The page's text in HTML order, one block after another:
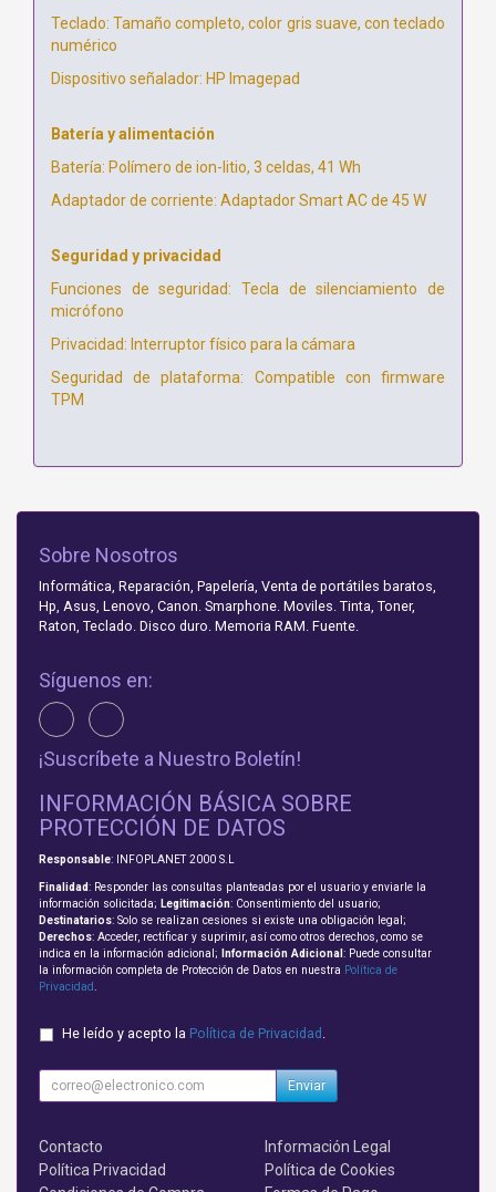
Teclado: Tamaño completo, color gris suave, con teclado
numérico
Dispositivo señalador: HP Imagepad
Batería y alimentación
Batería: Polímero de ion-litio, 3 celdas, 41 Wh
Adaptador de corriente: Adaptador Smart AC de 45 W
Seguridad y privacidad
Funciones de seguridad: Tecla de silenciamiento de
micrófono
Privacidad: Interruptor físico para la cámara
Seguridad de plataforma: Compatible con firmware
TPM
Sobre Nosotros
Informática, Reparación, Papelería, Venta de portátiles baratos,
Hp, Asus, Lenovo, Canon. Smarphone. Moviles. Tinta, Toner,
Raton, Teclado. Disco duro. Memoria RAM. Fuente.
Síguenos en:
¡Suscríbete a Nuestro Boletín!
INFORMACIÓN BÁSICA SOBRE
PROTECCIÓN DE DATOS
Responsable: INFOPLANET 2000 S.L
Finalidad: Responder las consultas planteadas por el usuario y enviarle la
información solicitada; Legitimación: Consentimiento del usuario;
Destinatarios: Solo se realizan cesiones si existe una obligación legal;
Derechos: Acceder, rectificar y suprimir, así como otros derechos, como se
indica en la información adicional;
Información Adicional : Puede consultar
la información completa de Protección de Datos en nuestra Política de
Privacidad
He leído y acepto la Política de Privacidad
Enviar
Contacto
Información Legal
Política Privacidad
Política de Cookies